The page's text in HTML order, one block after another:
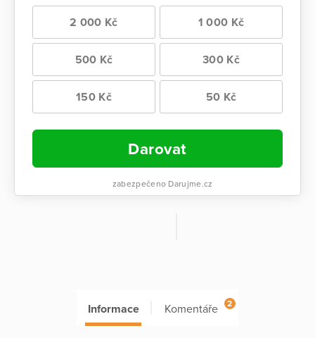
2 000 Kč 1 000 Kč
500 Kč 300 Kč
150 Kč 50 Kč
Darovat
zabezpečeno Darujme.cz
Informace Komentáře 2